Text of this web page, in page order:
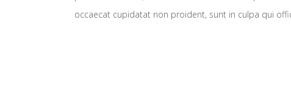
occaecat cupidatat non proident, sunt in culpa qui